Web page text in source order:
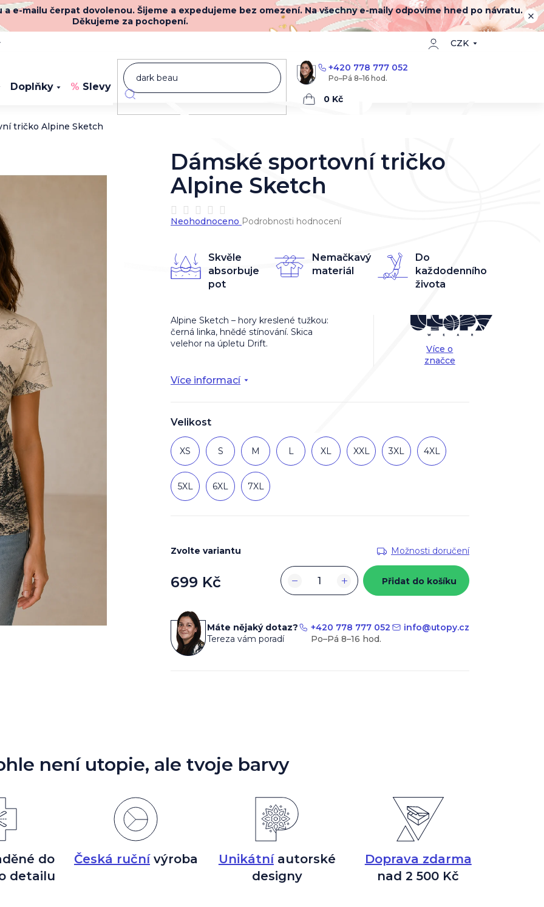
e-mailu čerpat dovolenou. Šijeme a expedujeme bez omezení. Na všechny e-maily odpovíme hned po návratu.
Děkujeme za pochopení.
CZK
+420 778 777 052
Nákupní
Doplňky Slevy Novinky
tričko Alpine Sketch
Velikost
XS S M L XL XXL 3XL 4XL
5XL 6XL 7XL
Více informací
Alpine Sketch – hory kreslené tužkou:
černá linka, hnědé stínování. Skica
velehor na úpletu Drift.
Více o
značce
Skvěle
absorbuje
pot
Nemačkavý
materiál
Do
každodenního
života
Zvolte variantu Možnosti doručení
699 Kč +
− Přidat do košíku
Dámské sportovní tričko
Alpine Sketch
Průměrné
hodnocení
0,0
z
Neohodnoceno Podrobnosti hodnocení
Máte nějaký dotaz?
Tereza vám poradí
+420 778 777 052 info@utopy.cz
není utopie, ale tvoje barvy
do
detailu
Česká ručnívýroba Unikátníautorské
designy
Doprava zdarma
nad 2 500 Kč